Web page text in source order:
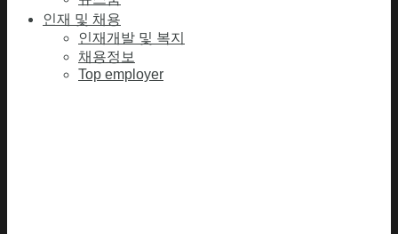
인재 및 채용
인재개발 및 복지
채용정보
Top employer